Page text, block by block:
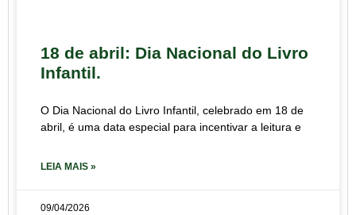
18 de abril: Dia Nacional do Livro
Infantil.
O Dia Nacional do Livro Infantil, celebrado em 18 de
abril, é uma data especial para incentivar a leitura e
LEIA MAIS »
09/04/2026